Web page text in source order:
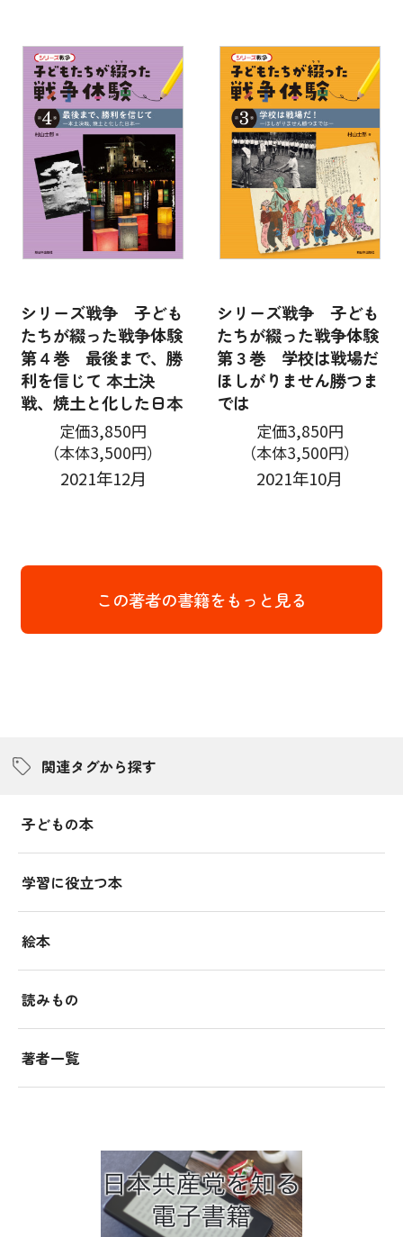
シリーズ戦争 子ども
たちが綴った戦争体験
第４巻 最後まで、勝
利を信じて 本土決
戦、焼土と化した日本
定価3,850円
（本体3,500円）
2021年12月
シリーズ戦争 子ども
たちが綴った戦争体験
第３巻 学校は戦場だ
ほしがりません勝つま
では
定価3,850円
（本体3,500円）
2021年10月
この著者の書籍をもっと見る
関連タグから探す
子どもの本
学習に役立つ本
絵本
読みもの
著者一覧